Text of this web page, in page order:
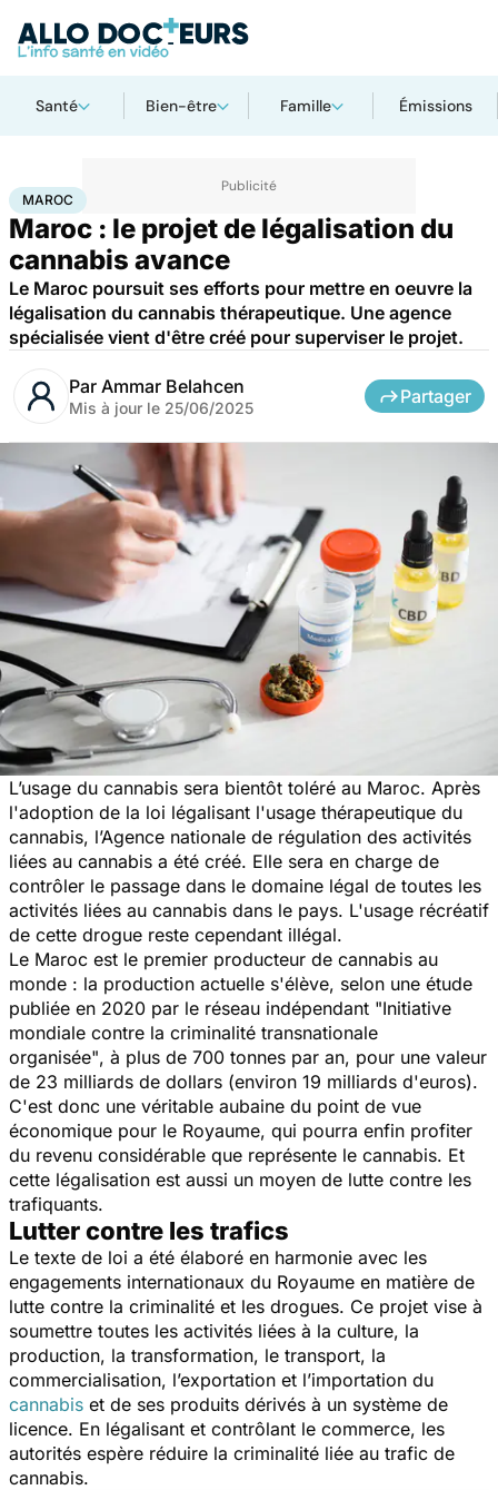
Santé Bien-être Famille Émissions
AccueilSanté Santé publiqueMaroc
MAROC
Maroc : le projet de légalisation du
cannabis avance
Le Maroc poursuit ses efforts pour mettre en oeuvre la
légalisation du cannabis thérapeutique. Une agence
spécialisée vient d'être créé pour superviser le projet.
Par Ammar Belahcen
Mis à jour le 25/06/2025
Partager
L’usage du cannabis sera bientôt toléré au Maroc. Après
l'adoption de la loi légalisant l'usage thérapeutique du
cannabis, l’Agence nationale de régulation des activités
liées au cannabis a été créé. Elle sera en charge de
contrôler le passage dans le domaine légal de toutes les
activités liées au cannabis dans le pays. L'usage récréatif
de cette drogue reste cependant illégal.
Le Maroc est le premier producteur de cannabis au
monde : la production actuelle s'élève, selon une étude
publiée en 2020 par le réseau indépendant "Initiative
mondiale contre la criminalité transnationale
organisée", à plus de 700 tonnes par an, pour une valeur
de 23 milliards de dollars (environ 19 milliards d'euros).
C'est donc une véritable aubaine du point de vue
économique pour le Royaume, qui pourra enfin profiter
du revenu considérable que représente le cannabis. Et
cette légalisation est aussi un moyen de lutte contre les
trafiquants.
Lutter contre les trafics
Le texte de loi a été élaboré en harmonie avec les
engagements internationaux du Royaume en matière de
lutte contre la criminalité et les drogues. Ce projet vise à
soumettre toutes les activités liées à la culture, la
production, la transformation, le transport, la
commercialisation, l’exportation et l’importation du
cannabis et de ses produits dérivés à un système de
licence. En légalisant et contrôlant le commerce, les
autorités espère réduire la criminalité liée au trafic de
cannabis.